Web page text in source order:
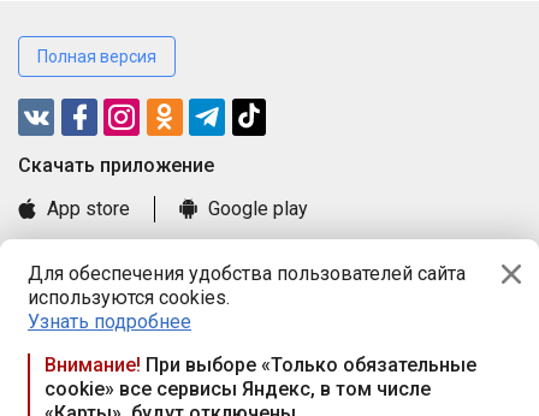
Для обеспечения удобства пользователей сайта
используются cookies.
Узнать подробнее
Внимание! При выборе «Только обязательные
cookie» все сервисы Яндекс, в том числе
Полная версия
Cкачать приложение
App store
Google play
Книга замечаний и предложений
Правила и документы
Praca.by © 2000—2026, ООО «ПРАЦА БАЙ»
Республика Беларусь, 220114, г. Минск, пр-т Независимости
117а, пом. № 9.